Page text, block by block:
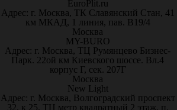
EuroPlit.ru
Адрес: г. Москва, ТК Славянский Стан, 41
км МКАД, 1 линия, пав. В19/4
Москва
MY-BURO
Адрес: г. Москва, ТЦ Румянцево Бизнес-
Парк. 22ой км Киевского шоссе. Вл.4
корпус Г, сек. 207Г
Москва
New Light
Адрес: г. Москва, Волгоградский проспект
32, к 25. ТЦ метр квадратный 2 этаж, п.